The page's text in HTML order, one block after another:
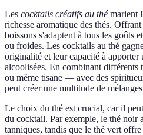
Les cocktails créatifs au thémarient
richesse aromatique des thés.
boissons s'adaptent à tous les goûts
ou froides. Les cocktails au thé
originalité et leur capacité à apporter
alcoolisées. En combinant
ou même tisane — avec des
peut créer une multitude de
Le choix du thé est crucial, car il
du cocktail. Par exemple, le thé noir
tanniques, tandis que le thé vert